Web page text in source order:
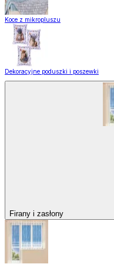
Koce z mikropluszu
Dekoracyjne poduszki i poszewki
Firany i zasłony